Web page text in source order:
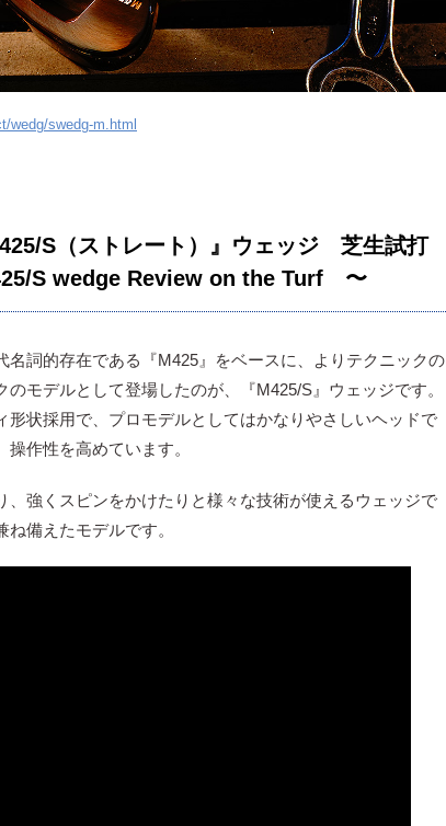
wedg/swedg-m.html
S（ストレート）』ウェッジ 芝生試打
S wedge Review on the Turf 〜
名詞的存在である『M425』をベースに、よりテクニックの
モデルとして登場したのが、『M425/S』ウェッジです。
形状採用で、プロモデルとしてはかなりやさしいヘッドで
作性を高めています。
、強くスピンをかけたりと様々な技術が使えるウェッジで
備えたモデルです。